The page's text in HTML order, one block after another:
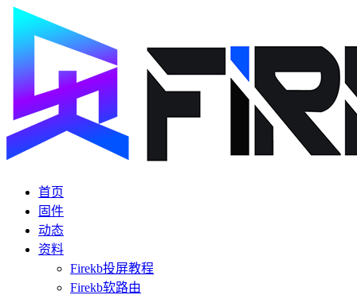
首页
固件
动态
资料
Firekb投屏教程
Firekb软路由